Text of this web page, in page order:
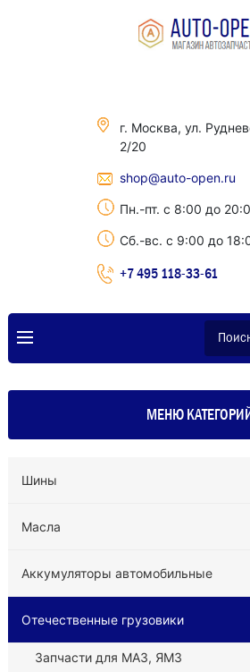
г. Москва, ул.
2/20
shop@auto-open.ru
Пн.-пт. с 8:00 до
Сб.-вс. с 9:00 до
+7 495 118-33-61
МЕНЮ
Шины
Масла
Аккумуляторы автомобильные
Отечественные грузовики
Запчасти для МАЗ, ЯМЗ